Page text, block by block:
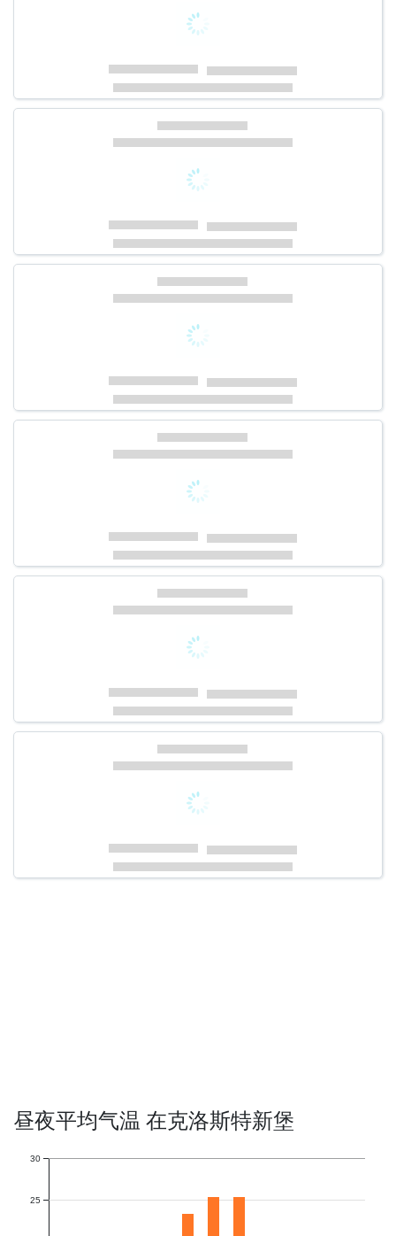
昼夜平均气温 在克洛斯特新堡
25
30